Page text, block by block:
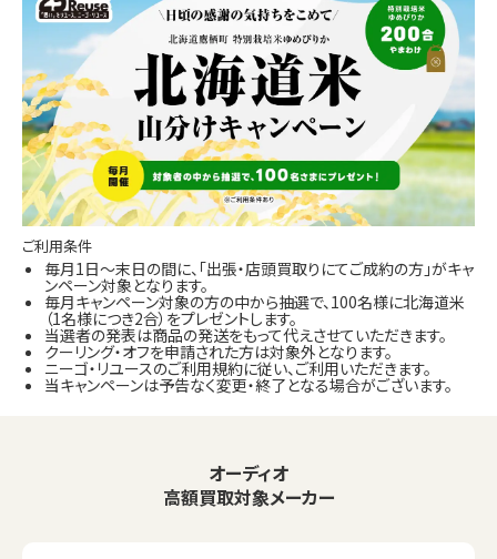
ご利用条件
毎月1日～末日の間に、「出張・店頭買取りにてご成約の方」がキャ
ンペーン対象となります。
毎月キャンペーン対象の方の中から抽選で、100名様に北海道米
（1名様につき2合）をプレゼントします。
当選者の発表は商品の発送をもって代えさせていただきます。
クーリング・オフを申請された方は対象外となります。
ニーゴ・リユースのご利用規約に従い、ご利用いただきます。
当キャンペーンは予告なく変更・終了となる場合がございます。
オーディオ
高額買取対象メーカー